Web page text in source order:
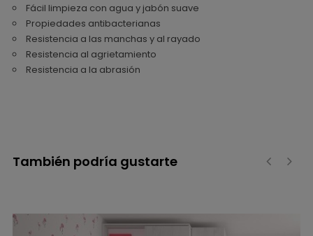
Fácil limpieza con agua y jabón suave
Propiedades antibacterianas
Resistencia a las manchas y al rayado
Resistencia al agrietamiento
Resistencia a la abrasión
También podría gustarte